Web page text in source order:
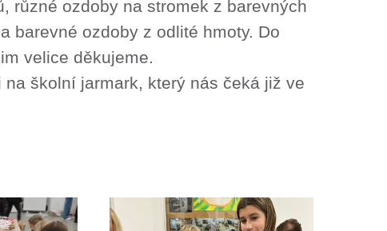
různé ozdoby na stromek z barevných
barevné ozdoby z odlité hmoty. Do
velice děkujeme.
školní jarmark, který nás čeká již ve